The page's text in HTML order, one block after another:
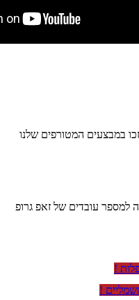
במבצעים המטורפים שלנו
למספר עובדים של זאפ גרופ
!
!